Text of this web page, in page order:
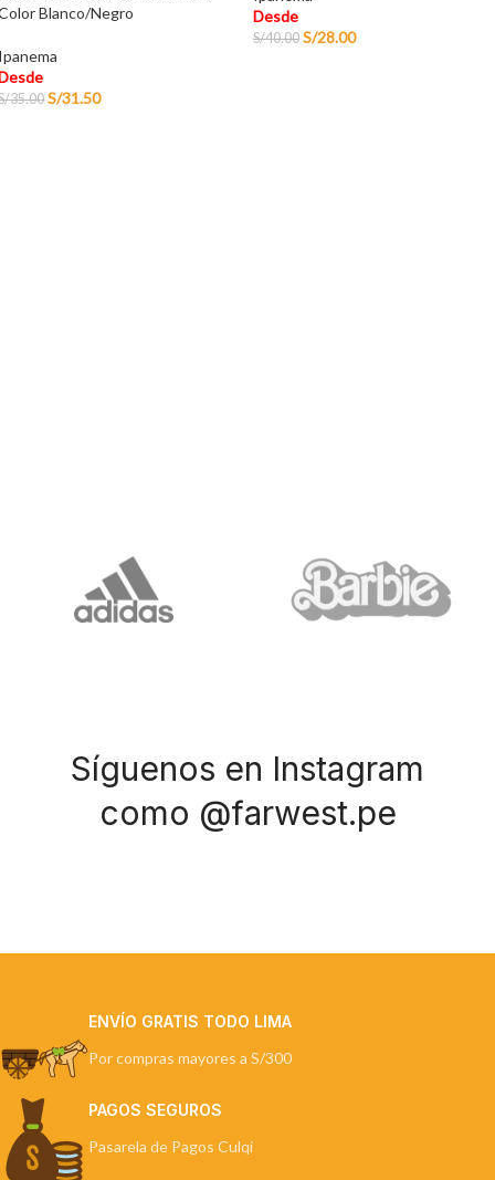
Blanco/Negro
35.00 S/31.50
Desde
S/40.00 S/28.00
Síguenos en Instagram
como @farwest.pe
ENVÍO GRATIS TODO LIMA
Por compras mayores a S/300
PAGOS SEGUROS
Pasarela de Pagos Culqi